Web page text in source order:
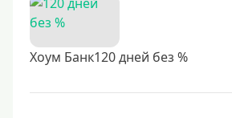
Хоум Банк120 дней без %